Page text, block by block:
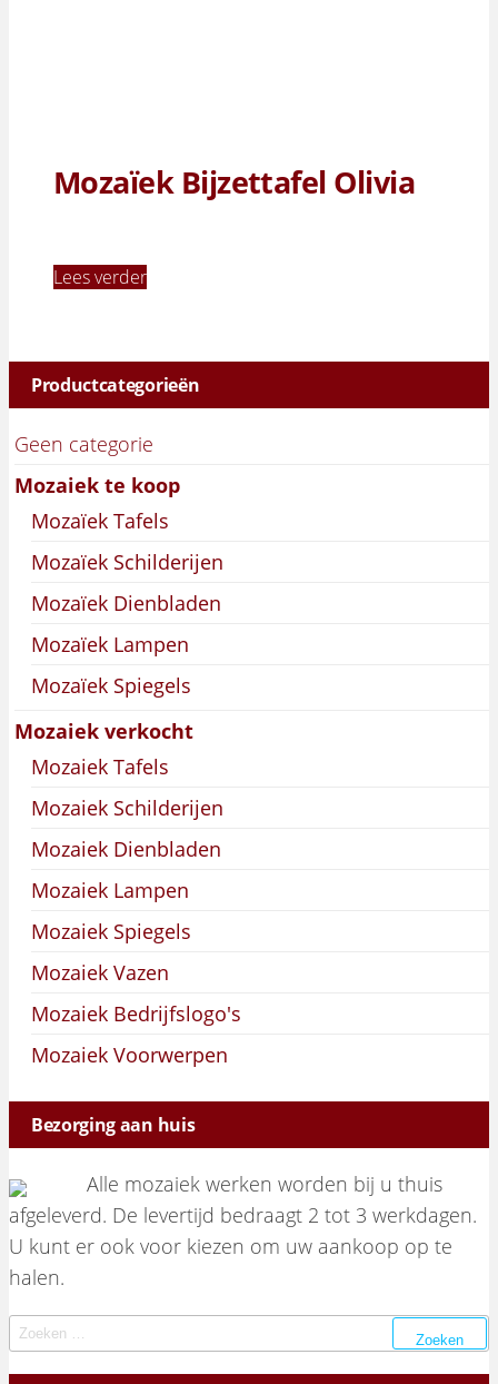
Mozaïek Bijzettafel Olivia
Lees verder
Productcategorieën
Geen categorie
Mozaiek te koop
Mozaïek Tafels
Mozaïek Schilderijen
Mozaïek Dienbladen
Mozaïek Lampen
Mozaïek Spiegels
Mozaiek verkocht
Mozaiek Tafels
Mozaiek Schilderijen
Mozaiek Dienbladen
Mozaiek Lampen
Mozaiek Spiegels
Mozaiek Vazen
Mozaiek Bedrijfslogo's
Mozaiek Voorwerpen
Bezorging aan huis
Alle mozaiek werken worden bij u thuis
afgeleverd. De levertijd bedraagt 2 tot 3 werkdagen.
U kunt er ook voor kiezen om uw aankoop op te
halen.
Zoeken naar: